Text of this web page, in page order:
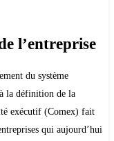
l’entreprise
du système
la définition de la
exécutif (Comex) fait
qui aujourd’hui